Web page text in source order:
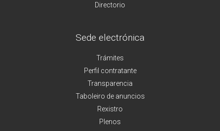
Directorio
Sede electrónica
Trámites
Perfil contratante
Transparencia
Taboleiro de anuncios
Rexistro
Plenos